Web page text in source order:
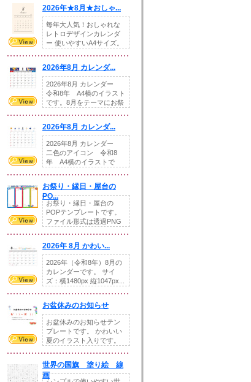
2026年★8月★おしゃ...
毎年大人気！おしゃれな
レトロデザインカレンダ
ー 使いやすいA4サイズ。
2026年8月 カレンダ...
2026年8月 カレンダー
令和8年 A4横のイラスト
です。8月をテーマにお祭
2026年8月 カレンダ...
2026年8月 カレンダー
二色のアイコン 令和8
年 A4横のイラストで
お祭り・縁日・屋台の
PO...
お祭り・縁日・屋台の
POPテンプレートです。
ファイル形式は透過PNG
2026年 8月 かわい...
2026年（令和8年）8月の
カレンダーです。 サイ
ズ：横1480px 縦1047px...
お盆休みのお知らせ
お盆休みのお知らせテン
プレートです。 かわいい
夏のイラスト入りです。
世界の国旗 塗り絵 線
画